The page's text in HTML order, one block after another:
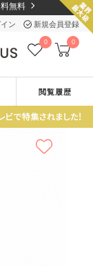
無料
ン 新規会員登録
0 0
閲覧履歴